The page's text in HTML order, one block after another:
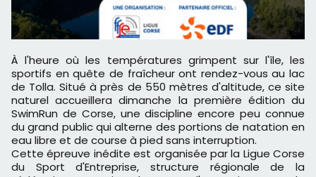
À l'heure où les températures grimpent sur l'île, les
sportifs en quête de fraîcheur ont rendez-vous au lac
de Tolla. Situé à près de 550 mètres d'altitude, ce site
naturel accueillera dimanche la première édition du
SwimRun de Corse, une discipline encore peu connue
du grand public qui alterne des portions de natation en
eau libre et de course à pied sans interruption.
Cette épreuve inédite est organisée par la Ligue Corse
du Sport d'Entreprise, structure régionale de la